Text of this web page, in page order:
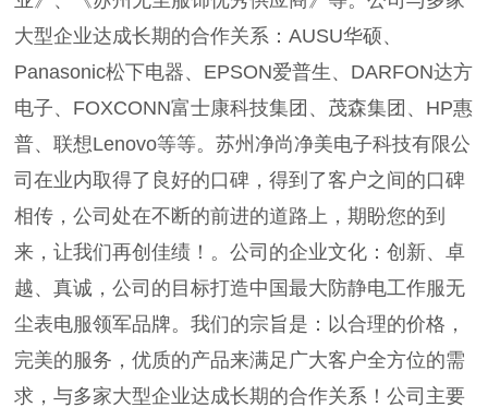
大型企业达成长期的合作关系：AUSU华硕、
Panasonic松下电器、EPSON爱普生、DARFON达方
电子、FOXCONN富士康科技集团、茂森集团、HP惠
普、联想Lenovo等等。苏州净尚净美电子科技有限公
司在业内取得了良好的口碑，得到了客户之间的口碑
相传，公司处在不断的前进的道路上，期盼您的到
来，让我们再创佳绩！。公司的企业文化：创新、卓
越、真诚，公司的目标打造中国最大防静电工作服无
尘表电服领军品牌。我们的宗旨是：以合理的价格，
完美的服务，优质的产品来满足广大客户全方位的需
求，与多家大型企业达成长期的合作关系！公司主要